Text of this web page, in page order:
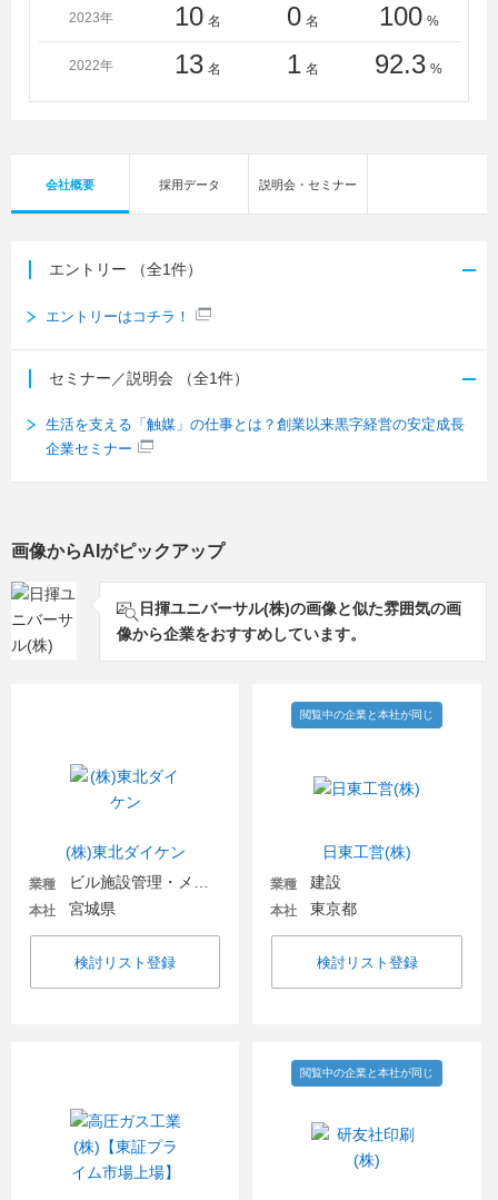
2023年 10 名 0 名 100 %
2022年 13 名 1 名 92.3 %
会社概要 採用データ 説明会・セミナー
エントリー （全1件）
エントリーはコチラ！
セミナー／説明会 （全1件）
生活を支える「触媒」の仕事とは？創業以来黒字経営の安定成長
企業セミナー
画像からAIがピックアップ
日揮ユニバーサル(株)の画像と似た雰囲気の画
像から企業をおすすめしています。
(株)東北ダイケン
業種
本社 宮城県
検討リスト登録
日東工営(株)
閲覧中の企業と本社が同じ
業種 建設
本社 東京都
検討リスト登録
閲覧中の企業と本社が同じ